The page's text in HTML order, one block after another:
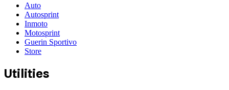
Auto
Autosprint
Inmoto
Motosprint
Guerin Sportivo
Store
Utilities